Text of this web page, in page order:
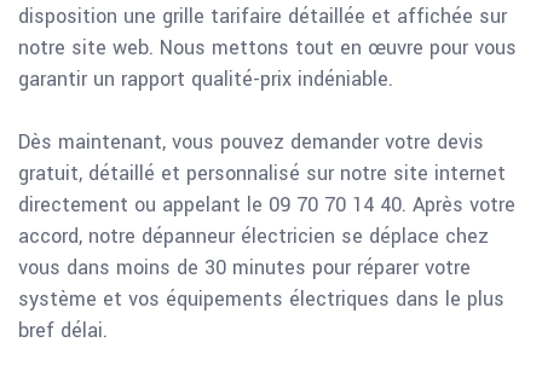
disposition une grille tarifaire détaillée et affichée sur
notre site web. Nous mettons tout en œuvre pour vous
garantir un rapport qualité-prix indéniable.
Dès maintenant, vous pouvez demander votre devis
gratuit, détaillé et personnalisé sur notre site internet
directement ou appelant le 09 70 70 14 40. Après votre
accord, notre dépanneur électricien se déplace chez
vous dans moins de 30 minutes pour réparer votre
système et vos équipements électriques dans le plus
bref délai.